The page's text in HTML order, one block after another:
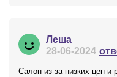
Леша
28-06-2024
Салон из-за низких цен и